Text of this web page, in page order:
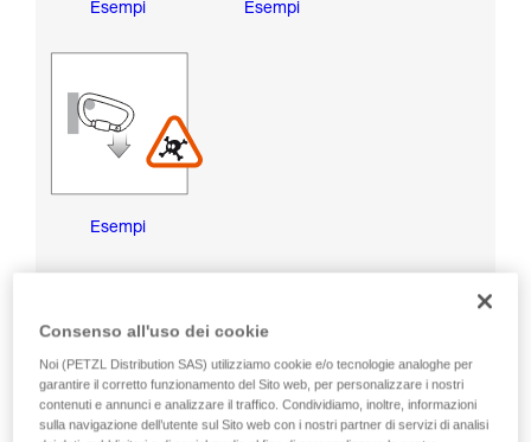
Esempi Esempi
Esempi
Consenso all'uso dei cookie
Noi (PETZL Distribution SAS) utilizziamo cookie e/o tecnologie analoghe per
garantire il corretto funzionamento del Sito web, per personalizzare i nostri
contenuti e annunci e analizzare il traffico. Condividiamo, inoltre, informazioni
sulla navigazione dell’utente sul Sito web con i nostri partner di servizi di analisi